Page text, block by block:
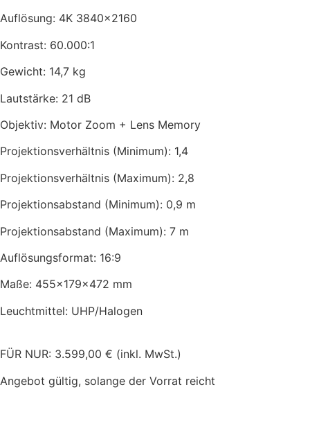
Auflösung: 4K 3840×2160
Kontrast: 60.000:1
Gewicht: 14,7 kg
Lautstärke: 21 dB
Objektiv: Motor Zoom + Lens Memory
Projektionsverhältnis (Minimum): 1,4
Projektionsverhältnis (Maximum): 2,8
Projektionsabstand (Minimum): 0,9 m
Projektionsabstand (Maximum): 7 m
Auflösungsformat: 16:9
Maße: 455x179x472 mm
Leuchtmittel: UHP/Halogen
FÜR NUR: 3.599,00 € (inkl. MwSt.)
Angebot gültig, solange der Vorrat reicht